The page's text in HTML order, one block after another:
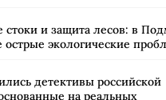
стоки и защита лесов: в
экологические
детективы российской
на реальных